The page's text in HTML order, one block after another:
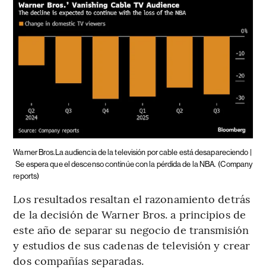
Warner Bros.La audiencia de la televisión por cable está desapareciendo |
Se espera que el descenso continúe con la pérdida de la NBA. (Company
reports)
Los resultados resaltan el razonamiento detrás
de la decisión de Warner Bros. a principios de
este año de separar su negocio de transmisión
y estudios de sus cadenas de televisión y crear
dos compañías separadas.